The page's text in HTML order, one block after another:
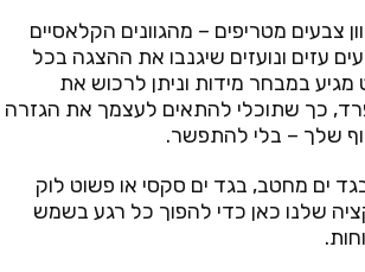
צבעים מטריפים – מהגוונים הקלאסיים
עזים ונועזים שיגנבו את ההצגה בכל
מגיע במבחר מידות וניתן לרכוש את
כך שתוכלי להתאים לעצמך את הגזרה
שלך – בלי להתפשר.
ים מחטב, בגד ים סקסי או פשוט לוק
שלנו כאן כדי להפוך כל רגע בשמש